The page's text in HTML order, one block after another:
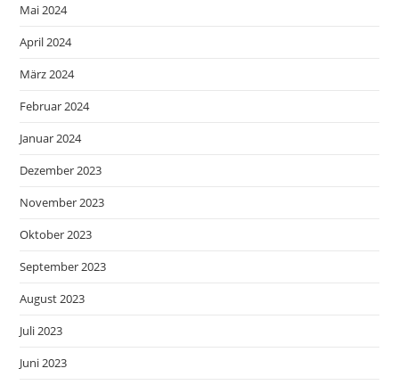
Mai 2024
April 2024
März 2024
Februar 2024
Januar 2024
Dezember 2023
November 2023
Oktober 2023
September 2023
August 2023
Juli 2023
Juni 2023